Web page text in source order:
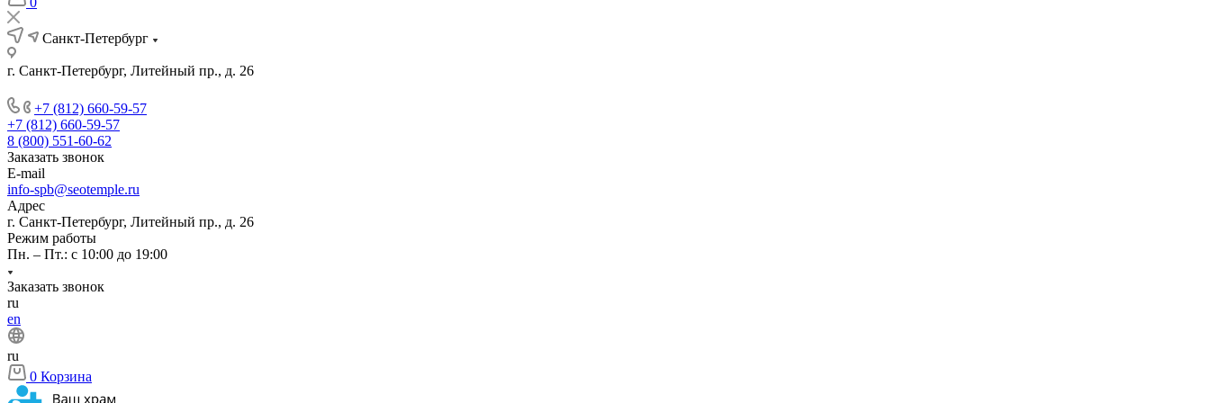
Санкт-Петербург
г. Санкт-Петербург, Литейный пр., д. 26
+7 (812) 660-59-57
+7 (812) 660-59-57
8 (800) 551-60-62
Заказать звонок
E-mail
info-spb@seotemple.ru
Адрес
г. Санкт-Петербург, Литейный пр., д. 26
Режим работы
Пн. – Пт.: с 10:00 до 19:00
Заказать звонок
ru
en
ru
0 Корзина